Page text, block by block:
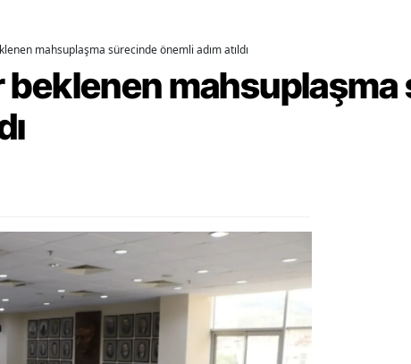
mahsuplaşma sürecinde önemli adım atıldı
beklenen